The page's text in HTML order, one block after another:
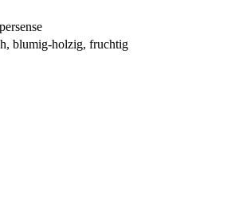
, blumig-holzig, fruchtig